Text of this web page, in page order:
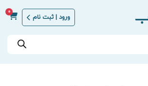
ورود | ثبت نام
0